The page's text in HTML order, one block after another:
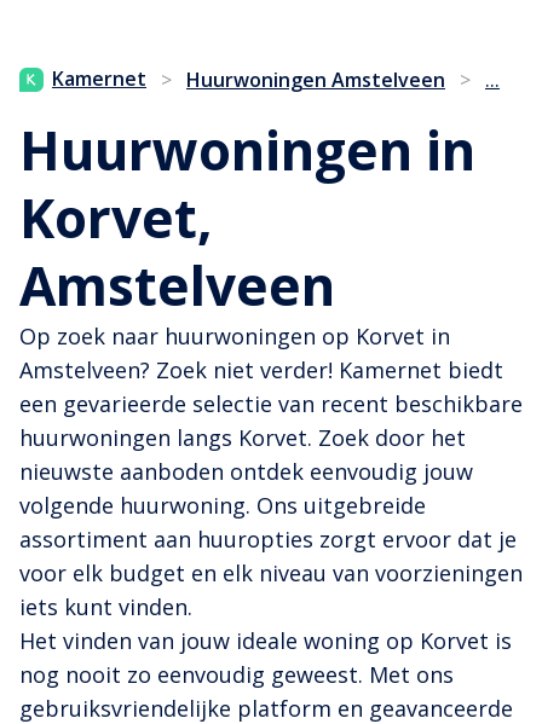
Kamernet > Huurwoningen Amstelveen > ...
Huurwoningen in
Korvet,
Amstelveen
Op zoek naar huurwoningen op Korvet in
Amstelveen? Zoek niet verder! Kamernet biedt
een gevarieerde selectie van recent beschikbare
huurwoningen langs Korvet. Zoek door het
nieuwste aanboden ontdek eenvoudig jouw
volgende huurwoning. Ons uitgebreide
assortiment aan huuropties zorgt ervoor dat je
voor elk budget en elk niveau van voorzieningen
iets kunt vinden.
Het vinden van jouw ideale woning op Korvet is
nog nooit zo eenvoudig geweest. Met ons
gebruiksvriendelijke platform en geavanceerde